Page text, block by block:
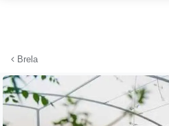
Brela